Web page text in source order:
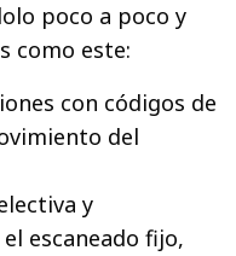
poco a poco y
como este:
con códigos de
del
y
escaneado fijo,